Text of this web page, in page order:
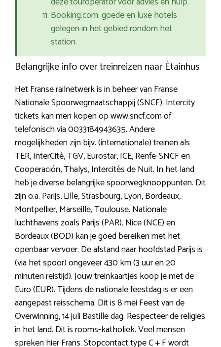
Booking.com: goede en luxe hotels
gelegen in het gebied rondom het
station.
Belangrijke info over treinreizen naar Étainhus
Het Franse railnetwerk is in beheer van Franse
Nationale Spoorwegmaatschappij (SNCF). Intercity
tickets kan men kopen op www.sncf.com of
telefonisch via 0033184943635. Andere
mogelijkheden zijn bijv. (internationale) treinen als
TER, InterCité, TGV, Eurostar, ICE, Renfe-SNCF en
Cooperación, Thalys, Intercités de Nuit. In het land
heb je diverse belangrijke spoorwegknooppunten. Dit
zijn o.a. Parijs, Lille, Strasbourg, Lyon, Bordeaux,
Montpellier, Marseille, Toulouse. Nationale
luchthavens zoals Parijs (PAR), Nice (NCE) en
Bordeaux (BOD) kan je goed bereiken met het
openbaar vervoer. De afstand naar hoofdstad Parijs is
(via het spoor) ongeveer 430 km (3 uur en 20
minuten reistijd). Jouw treinkaartjes koop je met de
Euro (EUR). Tijdens de nationale feestdag is er een
aangepast reisschema. Dit is 8 mei Feest van de
Overwinning, 14 juli Bastille dag. Respecteer de religies
in het land. Dit is rooms-katholiek. Veel mensen
spreken hier Frans. Stopcontact type C + F wordt